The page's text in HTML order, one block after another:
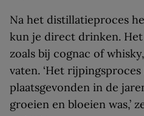
Na het distillatieproces
kun je direct drinken.
zoals bij cognac of
vaten. ‘Het
plaatsgevonden in de
groeien en bloeien was,’